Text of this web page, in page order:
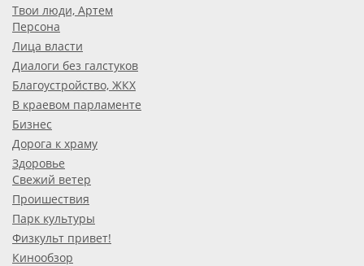
Твои люди, Артем
Персона
Лица власти
Диалоги без галстуков
Благоустройство, ЖКХ
В краевом парламенте
Бизнес
Дорога к храму
Здоровье
Свежий ветер
Проишествия
Парк культуры
Физкульт привет!
Кинообзор